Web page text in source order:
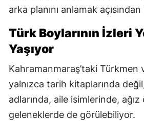
arka planını anlamak
Türk Boylarının İzleri
Yaşıyor
Kahramanmaraş’taki Türkmen
yalnızca tarih kitaplarında
adlarında, aile isimlerinde,
geleneklerde de görülebiliyor.